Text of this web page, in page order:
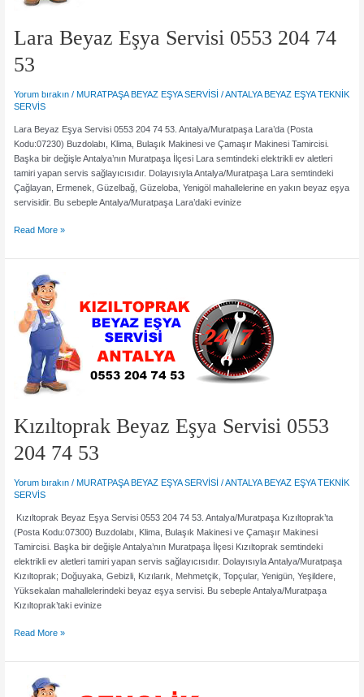
Lara Beyaz Eşya Servisi 0553 204 74
53
Yorum bırakın / MURATPAŞA BEYAZ EŞYA SERVİSİ /ANTALYA BEYAZ EŞYA TEKNİK
SERVİS
Lara Beyaz Eşya Servisi 0553 204 74 53. Antalya/Muratpaşa Lara’da (Posta
Kodu:07230) Buzdolabı, Klima, Bulaşık Makinesi ve Çamaşır Makinesi Tamircisi.
Başka bir değişle Antalya’nın Muratpaşa İlçesi Lara semtindeki elektrikli ev aletleri
tamiri yapan servis sağlayıcısıdır. Dolayısıyla Antalya/Muratpaşa Lara semtindeki
Çağlayan, Ermenek, Güzelbağ, Güzeloba, Yenigöl mahallelerine en yakın beyaz eşya
servisidir. Bu sebeple Antalya/Muratpaşa Lara’daki evinize
Lara
Eşya
Servisi
204
74
53
Read More »
Kızıltoprak Beyaz Eşya Servisi 0553
204 74 53
Yorum bırakın / MURATPAŞA BEYAZ EŞYA SERVİSİ /ANTALYA BEYAZ EŞYA TEKNİK
SERVİS
Kızıltoprak Beyaz Eşya Servisi 0553 204 74 53. Antalya/Muratpaşa Kızıltoprak’ta
(Posta Kodu:07300) Buzdolabı, Klima, Bulaşık Makinesi ve Çamaşır Makinesi
Tamircisi. Başka bir değişle Antalya’nın Muratpaşa İlçesi Kızıltoprak semtindeki
elektrikli ev aletleri tamiri yapan servis sağlayıcısıdır. Dolayısıyla Antalya/Muratpaşa
Kızıltoprak; Doğuyaka, Gebizli, Kızılarık, Mehmetçik, Topçular, Yenigün, Yeşildere,
Yüksekalan mahallelerindeki beyaz eşya servisi. Bu sebeple Antalya/Muratpaşa
Kızıltoprak’taki evinize
Kızıltoprak
Eşya
Read More »